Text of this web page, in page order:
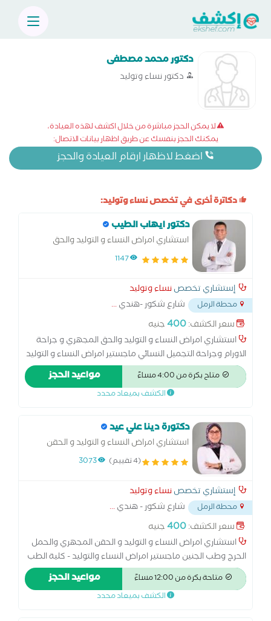
دكتور محمد مصطفى
دكتور نساء وتوليد
لا يمكن الحجز مباشرة من خلال اكشف لهذه العيادة،
يمكنك الحجز بنفسك عن طريق اظهار بيانات الاتصال:
اضغط لاظهار ارقام العيادة والحجز
دكاترة أخرى في تخصص نساء وتوليد:
دكتور ايهاب الطيب
استشاري امراض النساء و التوليد والحق
المجهري وجراحة التجميل النسائي.
1147
إستشاري تخصصنساء وتوليد
محطة الرمل شارع شكور -هندي...
سعر الكشف:400جنيه
استشاري امراض النساء و التوليد والحق المجهري و جراحة
الاورام وجراحة التجميل النسائي ماجستير امراض النساء و التوليد
كلية الطب - جامعة الاسكندرية زماله الكليه الملكية MECOG -
لندن زمالة الكلية الملكية MRCPI - دبلن البورد الاوربي لامراض
متاح بكرة من 4:00 مساءً مواعيد الحجز
الكشف بميعاد محدد
دكتورة دينا علي عيد
استشاري امراض النساء و التوليد و الحقن
المجهري والحمل الحرج وطب الجنين ماجستير
لندن
(4 تقييم) 3073
إستشاري تخصصنساء وتوليد
محطة الرمل شارع شكور - هندي...
سعر الكشف:400جنيه
استشاري امراض النساء و التوليد و الحقن المجهري والحمل
الحرج وطب الجنين ماجستير امراض النساء والتوليد - كلية الطب
- جامعه الاسكندرية زمالة الكلية الملكية MRCOG - لندن زمالة
الكلية الملكية MRCPI - دبلنمتاحة بكرة من 12:00 مساءً مواعيد الحجز
الكشف بميعاد محدد